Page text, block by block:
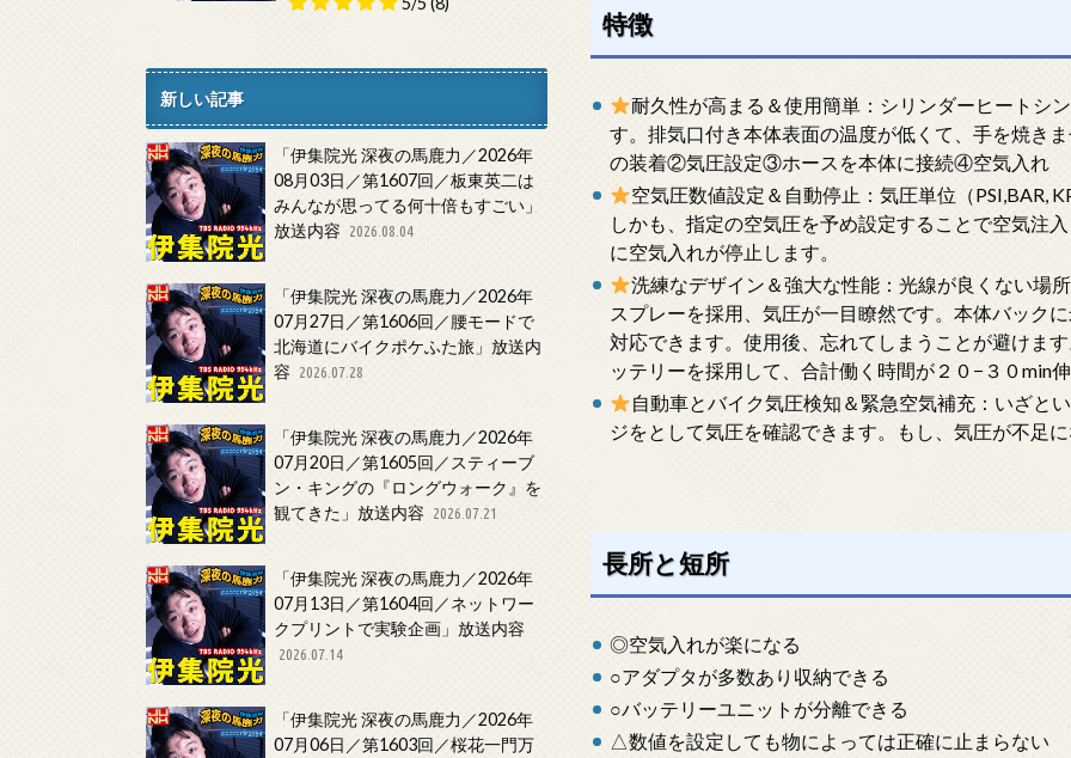
特徴
耐久性が高まる＆使用簡単：シリンダーヒートシ
す。排気口付き本体表面の温度が低くて、手を焼き
の装着②気圧設定③ホースを本体に接続④空気入れ
空気圧数値設定＆自動停止：気圧単位（PSI,BAR,
しかも、指定の空気圧を予め設定することで空気注
に空気入れが停止します。
洗練なデザイン＆強大な性能：光線が良くない場
スプレーを採用、気圧が一目瞭然です。本体バック
対応できます。使用後、忘れてしまうことが避けま
ッテリーを採用して、合計働く時間が２０−３０min
自動車とバイク気圧検知＆緊急空気補充：いざと
ジをとして気圧を確認できます。もし、気圧が不足
長所と短所
◎空気入れが楽になる
○アダプタが多数あり収納できる
○バッテリーユニットが分離できる
△数値を設定しても物によっては正確に止まらない
新しい記事
「伊集院光 深夜の馬鹿力／2026年
08月03日／第1607回／板東英二は
みんなが思ってる何十倍もすごい」
放送内容
2026.08.04
「伊集院光 深夜の馬鹿力／2026年
07月27日／第1606回／腰モードで
北海道にバイクポケふた旅」放送内
容
2026.07.28
「伊集院光 深夜の馬鹿力／2026年
07月20日／第1605回／スティーブ
ン・キングの『ロングウォーク』を
観てきた」放送内容
2026.07.21
「伊集院光 深夜の馬鹿力／2026年
07月13日／第1604回／ネットワー
クプリントで実験企画」放送内容
2026.07.14
「伊集院光 深夜の馬鹿力／2026年
07月06日／第1603回／桜花一門万